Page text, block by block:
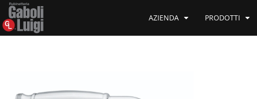
AZIENDA PRODOTTI